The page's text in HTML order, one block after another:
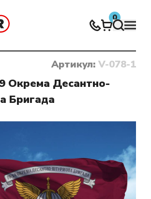
0
не знайдено
Артикул: V-078-1
Окрема Десантно-
Бригада